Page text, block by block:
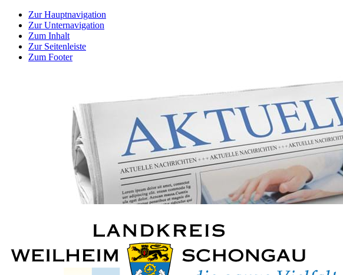
Zur Hauptnavigation
Zur Unternavigation
Zum Inhalt
Zur Seitenleiste
Zum Footer